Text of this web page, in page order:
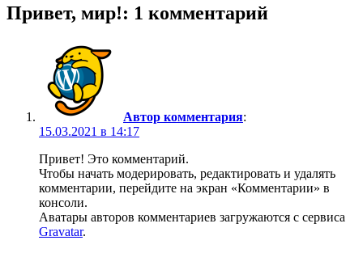
Привет, мир!: 1 комментарий
Автор комментария:
15.03.2021 в 14:17
Привет! Это комментарий.
Чтобы начать модерировать, редактировать и удалять
комментарии, перейдите на экран «Комментарии» в
консоли.
Аватары авторов комментариев загружаются с сервиса
Gravatar.